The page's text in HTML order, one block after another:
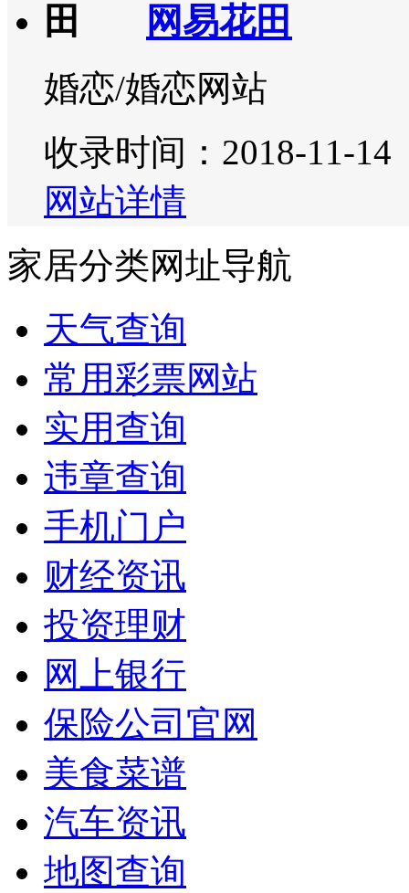
网易花田
婚恋/婚恋网站
收录时间：2018-11-14
网站详情
家居分类网址导航
天气查询
常用彩票网站
实用查询
违章查询
手机门户
财经资讯
投资理财
网上银行
保险公司官网
美食菜谱
汽车资讯
地图查询